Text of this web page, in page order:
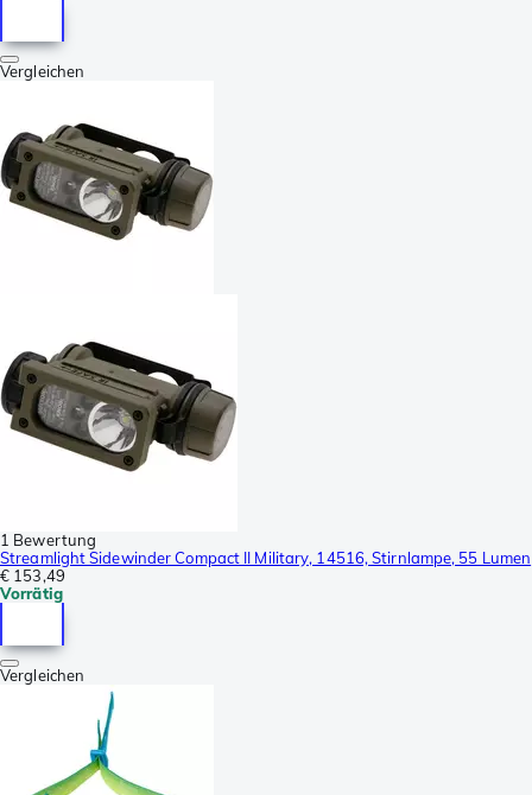
Vergleichen
1 Bewertung
Streamlight Sidewinder Compact II Military, 14516, Stirnlampe, 55 Lumen
€ 153,49
Vorrätig
Vergleichen